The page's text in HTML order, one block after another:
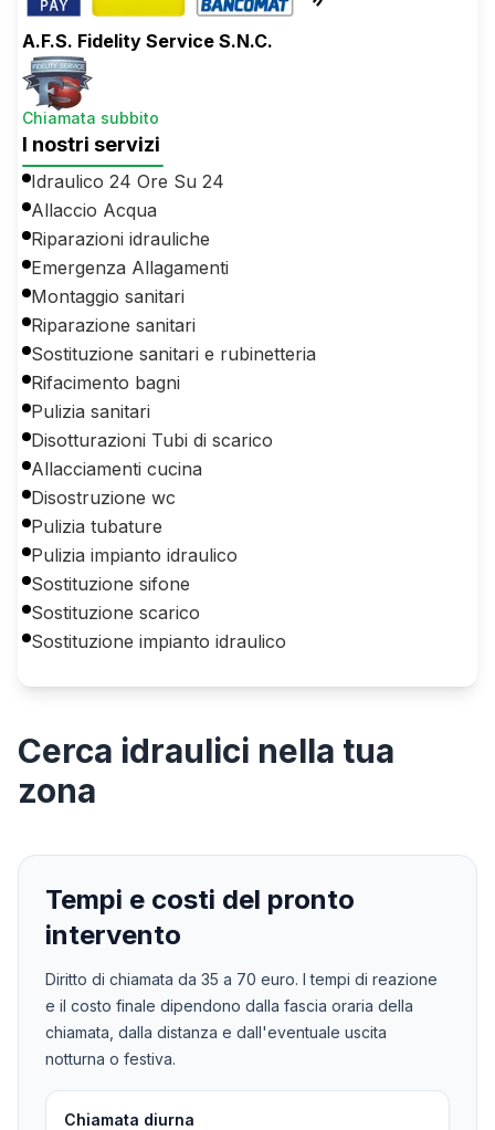
A.F.S. Fidelity Service S.N.C.
Chiamata subbito
I nostri servizi
Idraulico 24 Ore Su 24
Allaccio Acqua
Riparazioni idrauliche
Emergenza Allagamenti
Montaggio sanitari
Riparazione sanitari
Sostituzione sanitari e rubinetteria
Rifacimento bagni
Pulizia sanitari
Disotturazioni Tubi di scarico
Allacciamenti cucina
Disostruzione wc
Pulizia tubature
Pulizia impianto idraulico
Sostituzione sifone
Sostituzione scarico
Sostituzione impianto idraulico
Cerca idraulici nella tua
zona
Tempi e costi del pronto
intervento
Diritto di chiamata da 35 a 70 euro. I tempi di reazione
e il costo finale dipendono dalla fascia oraria della
chiamata, dalla distanza e dall'eventuale uscita
notturna o festiva.
Chiamata diurna